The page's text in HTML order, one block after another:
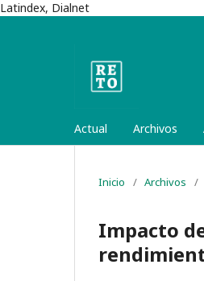
Latindex, Dialnet
Actual Archivos
Inicio / Archivos /
Impacto